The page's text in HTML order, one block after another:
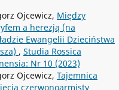
Ojcewicz, Między
a herezją (na
Ewangelii Dzieciństwa
, Studia Rossica
Nr 10 (2023)
Ojcewicz, Tajemnica
czerwonoarmisty